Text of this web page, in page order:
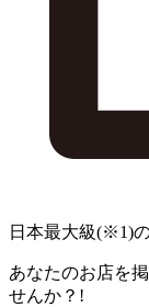
日本最大級(※1)
あなたのお店を
せんか？!